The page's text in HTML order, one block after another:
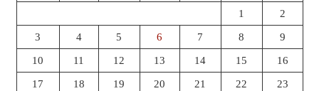
1 2
3 4 5 6 7 8 9
10 11 12 13 14 15 16
17 18 19 20 21 22 23